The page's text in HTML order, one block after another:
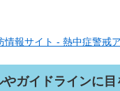
情報サイト - 熱中症警戒
ガイドラインに目